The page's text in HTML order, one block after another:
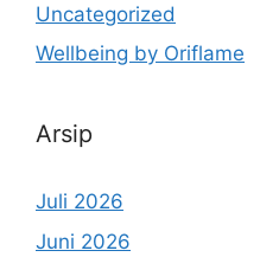
Uncategorized
Wellbeing by Oriflame
Arsip
Juli 2026
Juni 2026